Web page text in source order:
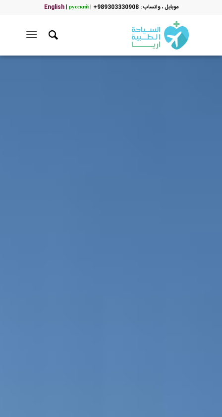
موبایل ، واتساب : 989303330908+ |
English| русский